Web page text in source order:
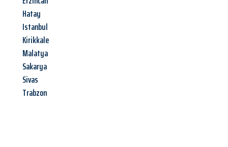
Hatay
Istanbul
Kirikkale
Malatya
Sakarya
Sivas
Trabzon